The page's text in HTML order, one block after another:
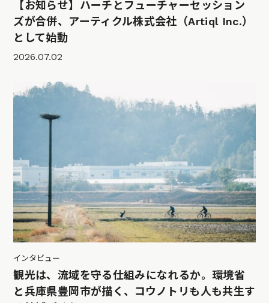
【お知らせ】ハーチとフューチャーセッション
ズが合併、アーティクル株式会社（Artiql Inc.）
として始動
2026.07.02
インタビュー
観光は、流域を守る仕組みになれるか。環境省
と兵庫県豊岡市が描く、コウノトリも人も共生す